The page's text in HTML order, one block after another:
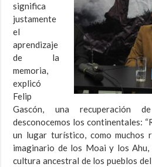
significa
justamente
el
aprendizaje
de la
memoria,
explicó
Felip
Gascón, una recuperación
desconocemos los continentales:
un lugar turístico, como muchos
imaginario de los Moai y los Ahu,
cultura ancestral de los pueblos